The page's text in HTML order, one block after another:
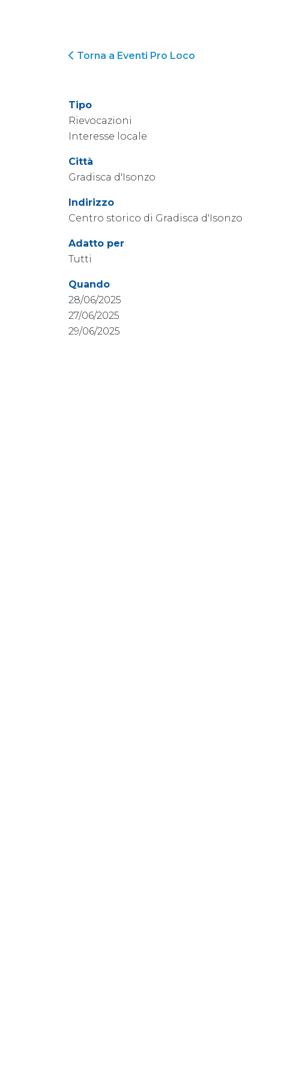
Torna a Eventi Pro Loco
Tipo
Rievocazioni
Interesse locale
Città
Gradisca d'Isonzo
Indirizzo
Centro storico di Gradisca d'Isonzo
Adatto per
Tutti
Quando
28/06/2025
27/06/2025
29/06/2025